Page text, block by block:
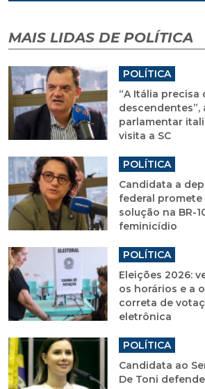
MAIS LIDAS DE POLÍTICA
POLÍTICA
“A Itália precisa
descendentes”,
parlamentar
visita a SC
POLÍTICA
Candidata a
federal
solução na BR-
feminicídio
POLÍTICA
Eleições 2026:
os horários e a
correta de
eletrônica
POLÍTICA
Candidata ao
De Toni